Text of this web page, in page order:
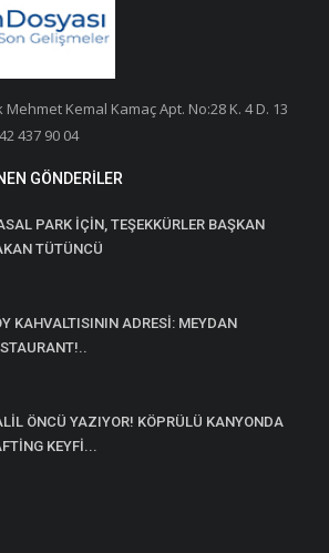
Mehmet Kemal Kamaç Apt. No:28 K. 4 D. 13
437 90 04
GÖNDERILER
PARK İÇİN, TEŞEKKÜRLER BAŞKAN
TÜTÜNCÜ
KAHVALTISININ ADRESİ: MEYDAN
ÖNCÜ YAZIYOR! KÖPRÜLÜ KANYONDA
KEYFİ...